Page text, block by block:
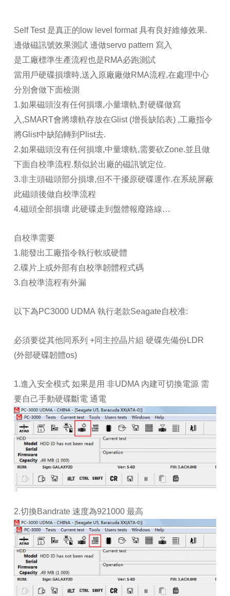
Self Test 是真正的low level format 具有良好維修效果.
邊做磁訊號效果測試 邊做servo pattern 寫入
是工廠標準生產流程也是RMA必跑測試
當用戶硬碟損壞時,送入原廠廠做RMA流程,在處理中心
分別會做下面檢測
1.如果磁頭沒有任何損壞,小量壞軌,對硬碟做寫
入,SMART會將壞軌存放在Glist (增長缺陷表) ,工廠指令
將Glist中缺陷轉到Plist去.
2.如果磁頭沒有任何損壞,中量壞軌,需要砍Zone.並且做
下面自校準流程.類似於出廠的磁訊號定位.
3.非主頭磁頭部分損壞,但不干擾原硬碟運作.在系統屏蔽
此磁頭後做自校準流程
4.磁頭全部損壞 此硬碟走到盤體報廢路線…
自校準需要
1.能發出工廠指令執行軟或硬體
2.碟片上或外部有自校準韌體程式碼
3.自校準流程有外漏
以下為PC3000 UDMA 執行老款Seagate自校准:
必須要從其他同系列 +同主控晶片組 硬碟先備份LDR
(外部硬碟韌體os)
1.進入安全模式 如果是用 非UDMA 內建可切換電源 需
要自己手動硬碟斷電 通電
2.切換Bandrate 速度為921000 最高